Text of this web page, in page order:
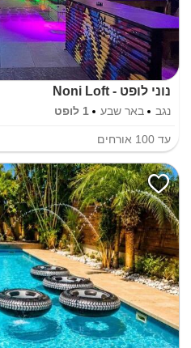
נוני לופט - Noni Loft
נגב באר שבע 1 לופט
עד 100 אורחים